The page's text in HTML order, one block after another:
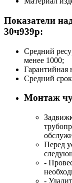
Показатели
30ч939р:
Средний
менее 1000;
Гарантийная
Средний
Монтаж
Перед
-
-